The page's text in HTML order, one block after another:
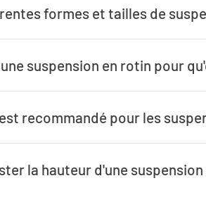
formes et tailles de
suspension en rotin pour
recommandé pour les
la hauteur d'une